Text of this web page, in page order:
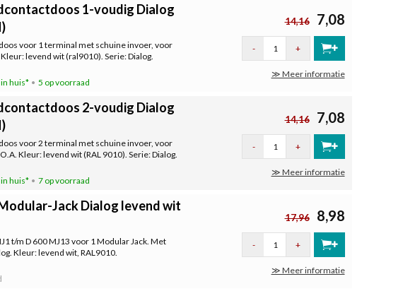
1-voudig Dialog
voor 1 terminal met schuine invoer, voor
levend wit (ral9010). Serie: Dialog.
huis* 5 op voorraad
14,16 7,08
- +
≫ Meer informatie
2-voudig Dialog
voor 2 terminal met schuine invoer, voor
Kleur: levend wit (RAL 9010). Serie: Dialog.
huis* 7 op voorraad
14,16 7,08
- +
≫ Meer informatie
Jack Dialog levend wit
t/m D 600 MJ13 voor 1 Modular Jack. Met
Kleur: levend wit, RAL9010.
17,96 8,98
- +
≫ Meer informatie